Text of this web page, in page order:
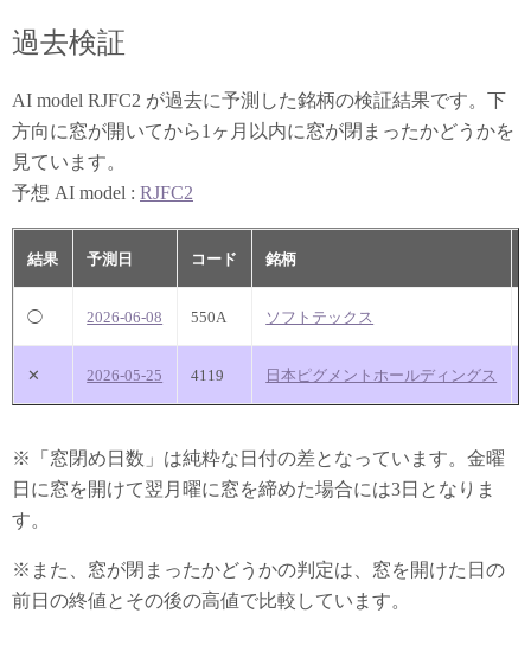
過去検証
AI model RJFC2 が過去に予測した銘柄の検証結果です。下
方向に窓が開いてから1ヶ月以内に窓が閉まったかどうかを
見ています。
予想 AI model : RJFC2
結果 予測日 コード 銘柄
◯ 2026-06-08 550A ソフトテックス
✕ 2026-05-25 4119 日本ピグメントホールディングス
※「窓閉め日数」は純粋な日付の差となっています。金曜
日に窓を開けて翌月曜に窓を締めた場合には3日となりま
す。
※また、窓が閉まったかどうかの判定は、窓を開けた日の
前日の終値とその後の高値で比較しています。